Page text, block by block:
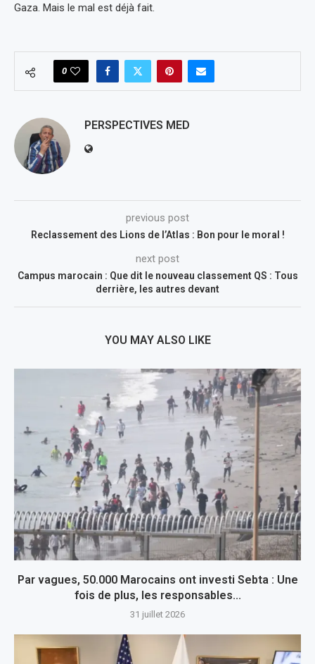
Gaza. Mais le mal est déjà fait.
0
PERSPECTIVES MED
previous post
Reclassement des Lions de l’Atlas : Bon pour le moral !
next post
Campus marocain : Que dit le nouveau classement QS : Tous
derrière, les autres devant
YOU MAY ALSO LIKE
Par vagues, 50.000 Marocains ont investi Sebta : Une
fois de plus, les responsables...
31 juillet 2026